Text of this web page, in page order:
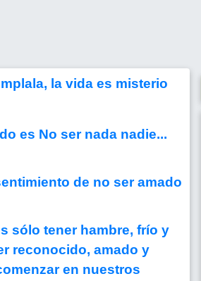
la vida es misterio
es No ser nada nadie...
de no ser amado
sólo tener hambre, frío y
reconocido, amado y
en nuestros